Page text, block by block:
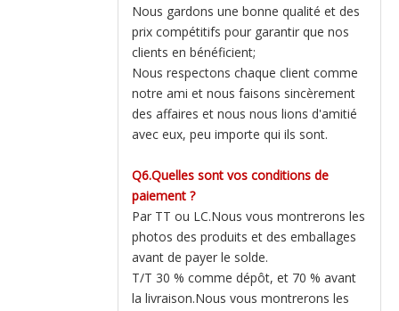
Nous gardons une bonne qualité et des
prix compétitifs pour garantir que nos
clients en bénéficient;
Nous respectons chaque client comme
notre ami et nous faisons sincèrement
des affaires et nous nous lions d'amitié
avec eux, peu importe qui ils sont.
Q6.Quelles sont vos conditions de
paiement ?
Par TT ou LC.Nous vous montrerons les
photos des produits et des emballages
avant de payer le solde.
T/T 30 % comme dépôt, et 70 % avant
la livraison.Nous vous montrerons les